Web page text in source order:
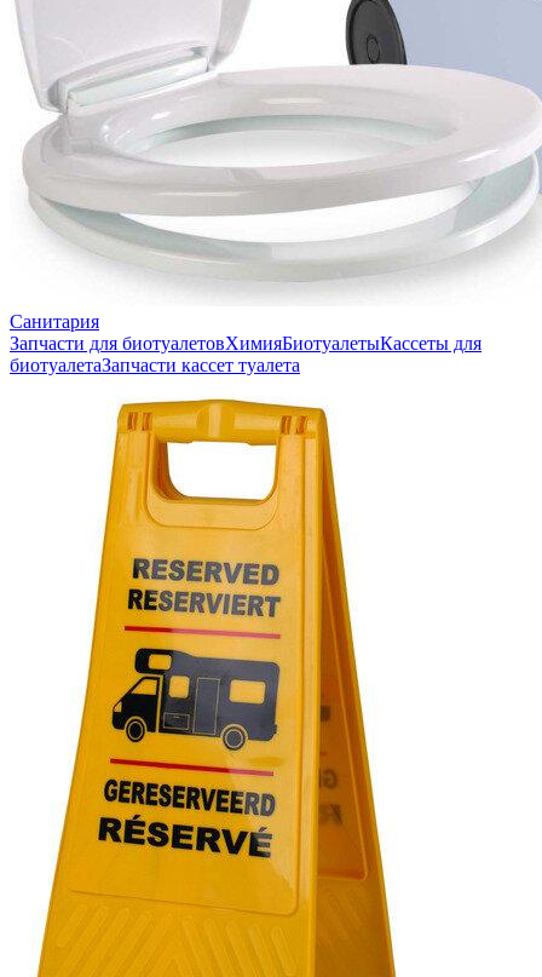
Санитария
Запчасти для биотуалетовХимияБиотуалетыКассеты для
биотуалетаЗапчасти кассет туалета